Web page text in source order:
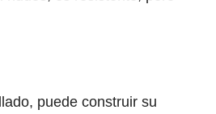
puede construir su